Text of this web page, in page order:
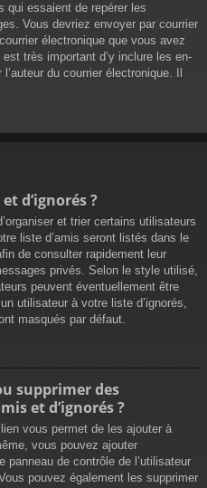
qui essaient de repérer les
Vous devriez envoyer par courrier
électronique que vous avez
très important d’y inclure les en-
du courrier électronique. Il
d’ignorés ?
et trier certains utilisateurs
liste d’amis seront listés dans le
de consulter rapidement leur
privés. Selon le style utilisé,
peuvent éventuellement être
utilisateur à votre liste d’ignorés,
masqués par défaut.
supprimer des
et d’ignorés ?
vous permet de les ajouter à
vous pouvez ajouter
de contrôle de l’utilisateur
pouvez également les supprimer